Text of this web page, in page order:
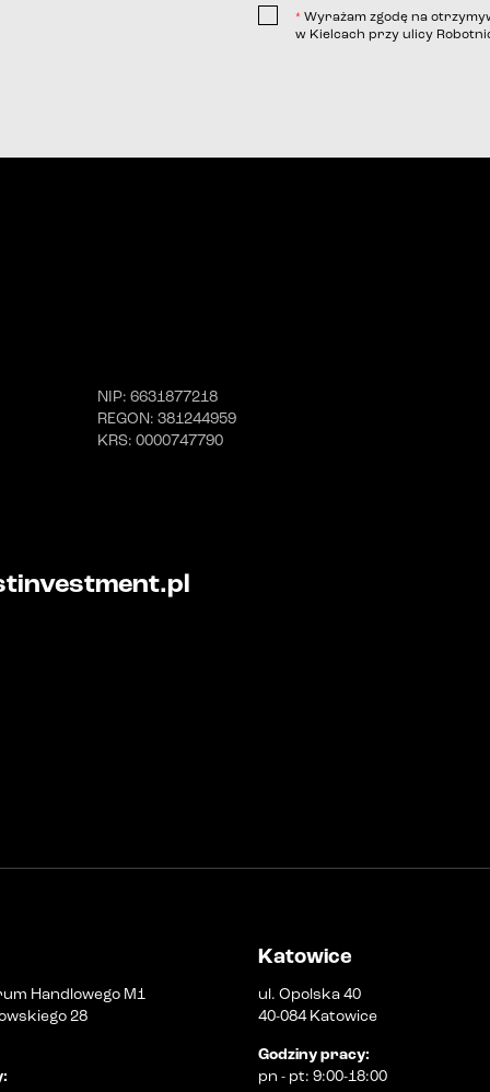
* Wyrażam zgodę na
w Kielcach przy ulicy
telefonicznej;
NIP: 6631877218
REGON: 381244959
KRS: 0000747790
Handlowego M1
28
:
Katowice
ul. Opolska 40
40-084 Katowice
Godziny pracy:
pn - pt: 9:00-18:00